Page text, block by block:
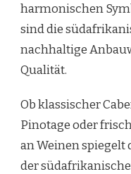
harmonischen
sind die
nachhaltige
Qualität.
Ob klassischer
Pinotage oder
an Weinen spiegelt
der